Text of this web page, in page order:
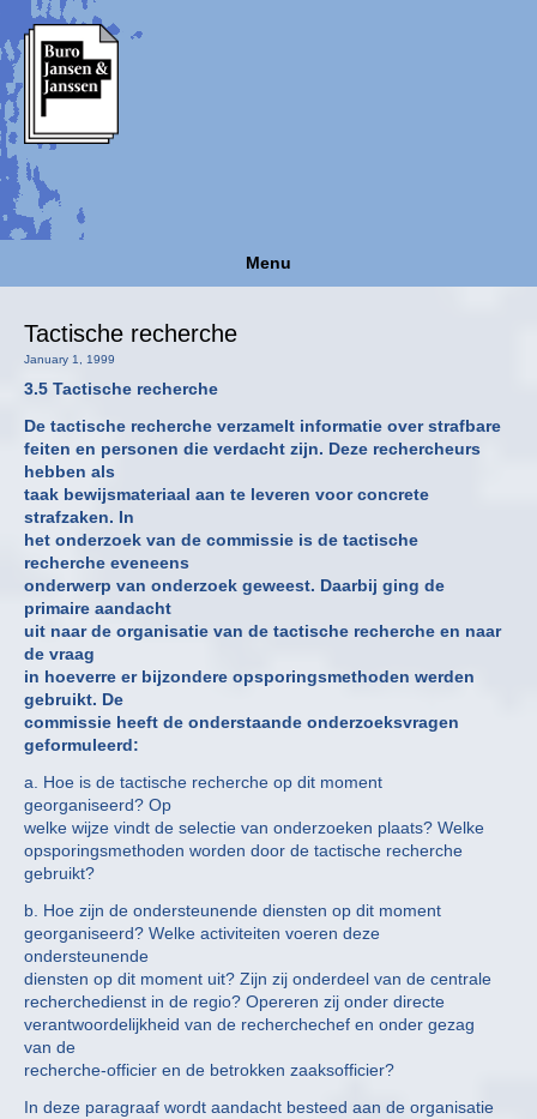
Menu
Tactische recherche
January 1, 1999
3.5 Tactische recherche
De tactische recherche verzamelt informatie over strafbare
feiten en personen die verdacht zijn. Deze rechercheurs
hebben als
taak bewijsmateriaal aan te leveren voor concrete
strafzaken. In
het onderzoek van de commissie is de tactische
recherche eveneens
onderwerp van onderzoek geweest. Daarbij ging de
primaire aandacht
uit naar de organisatie van de tactische recherche en naar
de vraag
in hoeverre er bijzondere opsporingsmethoden werden
gebruikt. De
commissie heeft de onderstaande onderzoeksvragen
geformuleerd:
a. Hoe is de tactische recherche op dit moment
georganiseerd? Op
welke wijze vindt de selectie van onderzoeken plaats? Welke
opsporingsmethoden worden door de tactische recherche
gebruikt?
b. Hoe zijn de ondersteunende diensten op dit moment
georganiseerd? Welke activiteiten voeren deze
ondersteunende
diensten op dit moment uit? Zijn zij onderdeel van de centrale
recherchedienst in de regio? Opereren zij onder directe
verantwoordelijkheid van de recherchechef en onder gezag
van de
recherche-officier en de betrokken zaaksofficier?
In deze paragraaf wordt aandacht besteed aan de organisatie